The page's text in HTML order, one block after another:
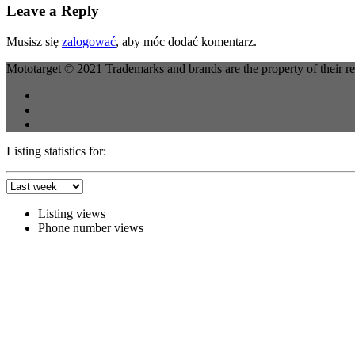
Leave a Reply
Musisz się zalogować, aby móc dodać komentarz.
Mototarget © 2021 Trademarks and brands are the property of their
Listing statistics for:
Listing views
Phone number views